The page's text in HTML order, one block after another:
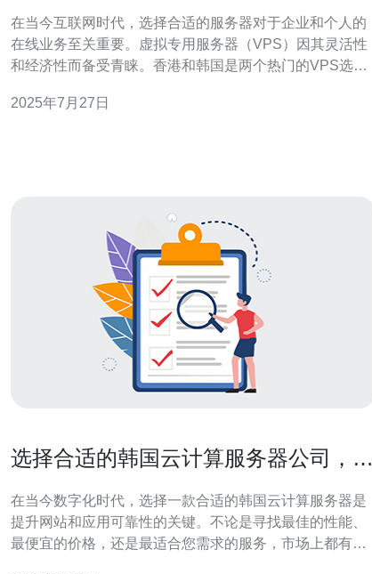
在当今互联网时代，选择合适的服务器对于企业和个人的
在线业务至关重要。虚拟专用服务器（VPS）因其灵活性
和经济性而备受青睐。香港和韩国是两个热门的VPS选择
的选择。 首先，我们来看香港VPS的优势。香港地理位置
2025年7月27日
选择合适的韩国云计算服务器公司，提
在当今数字化时代，选择一款合适的韩国云计算服务器是
提升网站和应用可靠性的关键。不论是寻找最佳的性能、
最便宜的价格，还是最适合您需求的服务，市场上都有众